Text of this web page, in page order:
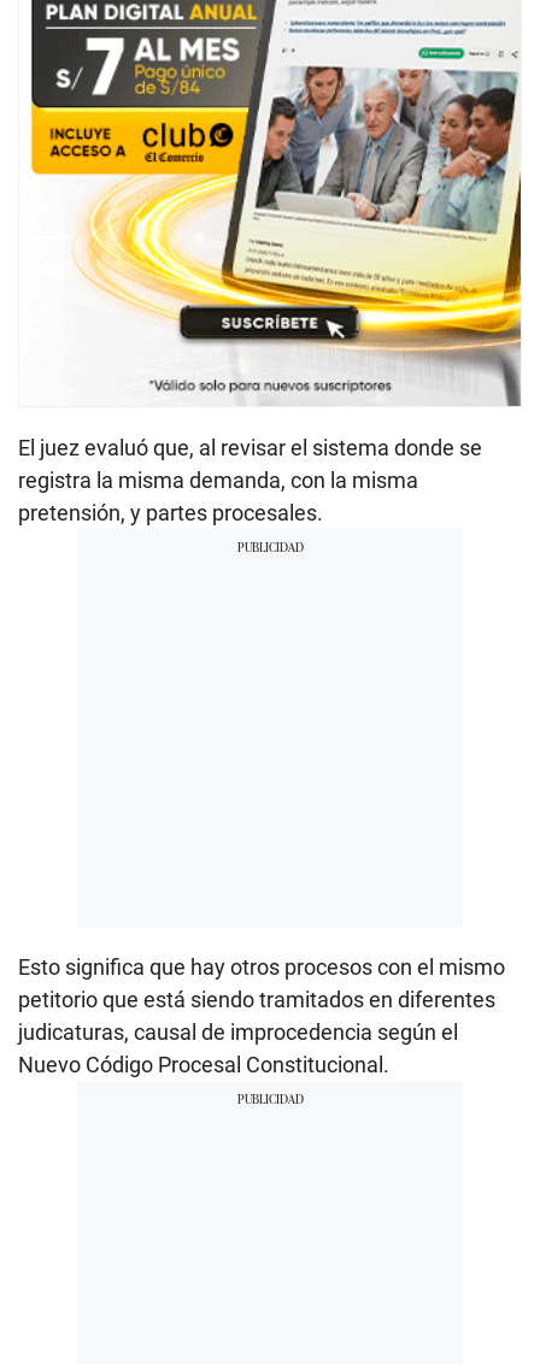
El juez evaluó que, al revisar el sistema donde se
registra la misma demanda, con la misma
pretensión, y partes procesales.
Esto significa que hay otros procesos con el mismo
petitorio que está siendo tramitados en diferentes
judicaturas, causal de improcedencia según el
Nuevo Código Procesal Constitucional.